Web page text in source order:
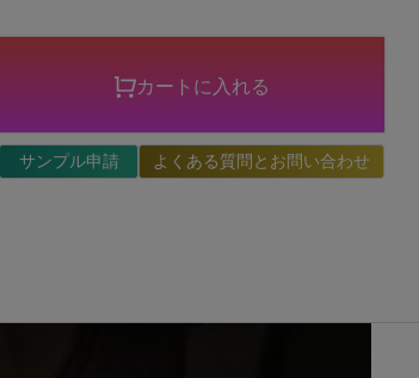
カートに入れる
サンプル申請 よくある質問とお問い合わせ